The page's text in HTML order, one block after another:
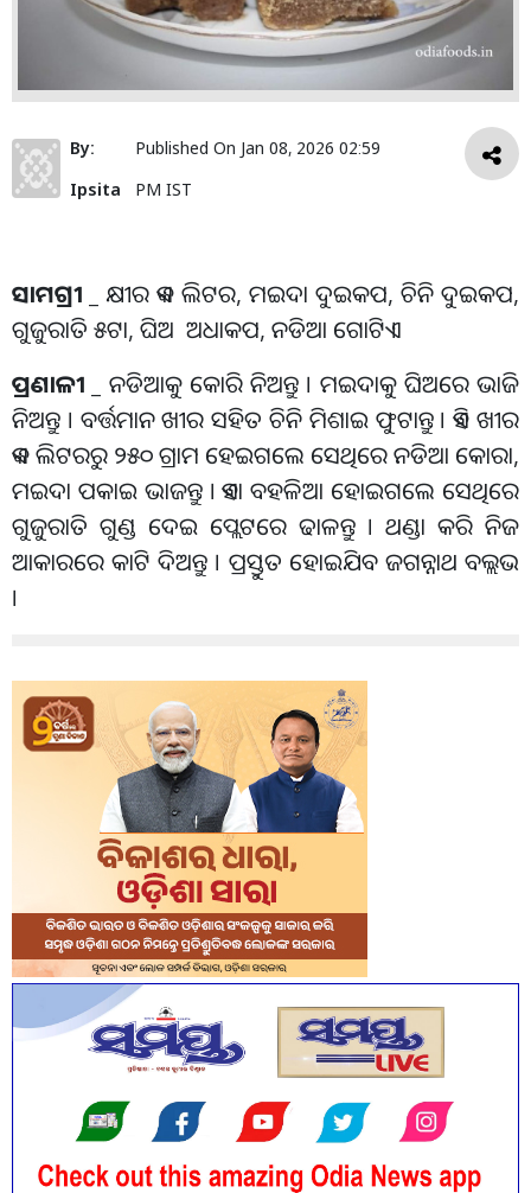
By:
Ipsita
Published On Jan 08, 2026 02:59
PM IST
ସାମଗ୍ରୀ _
କ୍ଷୀର ଏକ ଲିଟର, ମଇଦା ଦୁଇକପ, ଚିନି ଦୁଇକପ,
ଗୁଜୁରାତି ୫ଟା, ଘିଅ ଅଧାକପ, ନଡିଆ ଗୋଟିଏ ।
ପ୍ରଣାଳୀ _
ନଡିଆକୁ କୋରି ନିଅନ୍ତୁ । ମଇଦାକୁ ଘିଅରେ ଭାଜି
ନିଅନ୍ତୁ । ବର୍ତ୍ତମାନ ଖୀର ସହିତ ଚିନି ମିଶାଇ ଫୁଟାନ୍ତୁ । ଏହି ଖୀର
ଏକ ଲିଟରରୁ ୨୫୦ ଗ୍ରାମ ହେଇଗଲେ ସେଥିରେ ନଡିଆ କୋରା,
ମଇଦା ପକାଇ ଭାଜନ୍ତୁ । ଏହା ବହଳିଆ ହୋଇଗଲେ ସେଥିରେ
ଗୁଜୁରାତି ଗୁଣ୍ଡ ଦେଇ ପ୍ଲେଟରେ ଢାଳନ୍ତୁ । ଥଣ୍ଡା କରି ନିଜ
ଆକାରରେ କାଟି ଦିଅନ୍ତୁ । ପ୍ରସ୍ତୁତ ହୋଇଯିବ ଜଗନ୍ନାଥ ବଲ୍ଲଭ
।